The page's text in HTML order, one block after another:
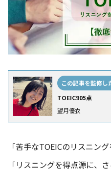
この記事を監修し
TOEIC905点
望月優衣
「苦手なTOEICのリスニン
「リスニングを得点源に、